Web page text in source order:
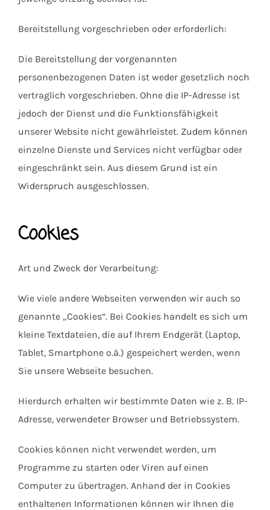
Bereitstellung vorgeschrieben oder erforderlich:
Die Bereitstellung der vorgenannten
personenbezogenen Daten ist weder gesetzlich noch
vertraglich vorgeschrieben. Ohne die IP-Adresse ist
jedoch der Dienst und die Funktionsfähigkeit
unserer Website nicht gewährleistet. Zudem können
einzelne Dienste und Services nicht verfügbar oder
eingeschränkt sein. Aus diesem Grund ist ein
Widerspruch ausgeschlossen.
Cookies
Art und Zweck der Verarbeitung:
Wie viele andere Webseiten verwenden wir auch so
genannte „Cookies“. Bei Cookies handelt es sich um
kleine Textdateien, die auf Ihrem Endgerät (Laptop,
Tablet, Smartphone o.ä.) gespeichert werden, wenn
Sie unsere Webseite besuchen.
Hierdurch erhalten wir bestimmte Daten wie z. B. IP-
Adresse, verwendeter Browser und Betriebssystem.
Cookies können nicht verwendet werden, um
Programme zu starten oder Viren auf einen
Computer zu übertragen. Anhand der in Cookies
enthaltenen Informationen können wir Ihnen die